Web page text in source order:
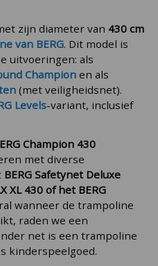
zijn diameter van 430 cm
van BERG. Dit model is
uitvoeringen: als
Championen als
(met veiligheidsnet).
Levels-variant, inclusief
Champion 430
met diverse
BERG Safetynet Deluxe
XL 430 of het BERG
wanneer de trampoline
raden we een
net is een trampoline
kinderspeelgoed.